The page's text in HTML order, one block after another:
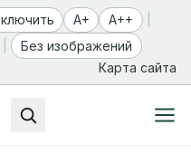
A+ A++
Без изображений
Карта сайта